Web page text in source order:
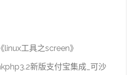
linux工具之screen》
新版支付宝集成_可沙